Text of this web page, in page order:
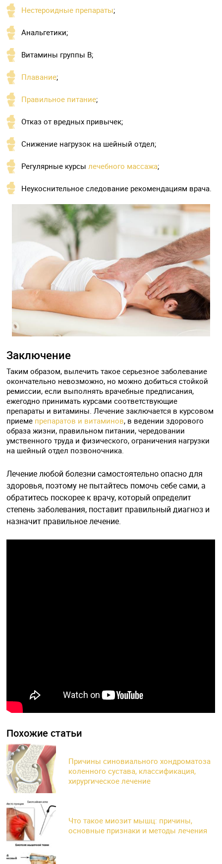
Нестероидные препараты;
Анальгетики;
Витамины группы В;
Плавание;
Правильное питание;
Отказ от вредных привычек;
Снижение нагрузок на шейный отдел;
Регулярные курсылечебного массажа;
Неукоснительное следование рекомендациям врача.
Заключение
Таким образом, вылечить такое серьезное заболевание
окончательно невозможно, но можно добиться стойкой
ремиссии, если выполнять врачебные предписания,
ежегодно принимать курсами соответствующие
препараты и витамины. Лечение заключается в курсовом
приеме препаратов и витаминов, в ведении здорового
образа жизни, правильном питании, чередовании
умственного труда и физического, ограничения нагрузки
на шейный отдел позвоночника.
Лечение любой болезни самостоятельно опасно для
здоровья, поэтому не пытайтесь помочь себе сами, а
обратитесь поскорее к врачу, который определит
степень заболевания, поставит правильный диагноз и
назначит правильное лечение.
Похожие статьи
Причины синовиального хондроматоза
коленного сустава, классификация,
хирургическое лечение
Что такое миозит мышц: причины,
основные признаки и методы лечения